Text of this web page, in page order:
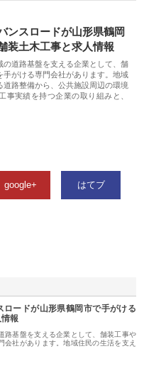
ンスロードが山形県鶴岡
装土木工事と求人情報
の道路基盤を支える企業として、舗
手がける専門会社があります。地域
道路整備から、公共施設周辺の環境
事実績を持つ企業の取り組みと、
google+ はてブ
ロードが山形県鶴岡市で手がける
報
路基盤を支える企業として、舗装工事や
会社があります。地域住民の生活を支え